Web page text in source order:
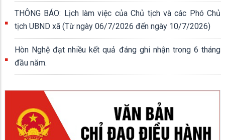
THÔNG BÁO: Lịch làm việc của Chủ tịch và các Phó Chủ
tịch UBND xã (Từ ngày 06/7/2026 đến ngày 10/7/2026)
Hòn Nghệ đạt nhiều kết quả đáng ghi nhận trong 6 tháng
đầu năm.